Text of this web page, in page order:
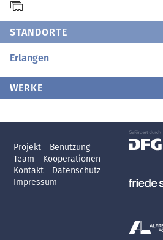
STANDORTE
Erlangen
WERKE
Projekt
Benutzung
Team
Kooperationen
Kontakt
Datenschutz
Impressum